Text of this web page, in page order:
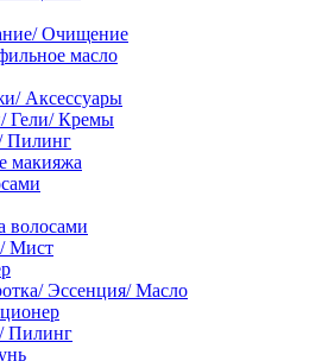
Очищение
масло
Аксессуары
Гели/ Кремы
Пилинг
макияжа
волосами
Мист
Эссенция/ Масло
Пилинг